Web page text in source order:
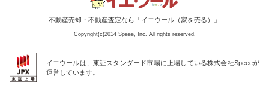
不動産売却・不動産査定なら「イエウール（家を売る）」
Copyright(c)2014 Speee, Inc. All rights reserved.
イエウールは、東証スタンダード市場に上場している株式会社Speeeが
運営しています。